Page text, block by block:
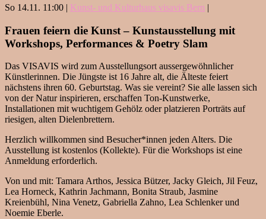
So 14.11. 11:00 | Kunst- und Kulturhaus visavis Bern |
Frauen feiern die Kunst – Kunstausstellung mit
Workshops, Performances & Poetry Slam
Das VISAVIS wird zum Ausstellungsort aussergewöhnlicher
Künstlerinnen. Die Jüngste ist 16 Jahre alt, die Älteste feiert
nächstens ihren 60. Geburtstag. Was sie vereint? Sie alle lassen sich
von der Natur inspirieren, erschaffen Ton-Kunstwerke,
Installationen mit wuchtigem Gehölz oder platzieren Porträts auf
riesigen, alten Dielenbrettern.
Herzlich willkommen sind Besucher*innen jeden Alters. Die
Ausstellung ist kostenlos (Kollekte). Für die Workshops ist eine
Anmeldung erforderlich.
Von und mit: Tamara Arthos, Jessica Bützer, Jacky Gleich, Jil Feuz,
Lea Horneck, Kathrin Jachmann, Bonita Straub, Jasmine
Kreienbühl, Nina Venetz, Gabriella Zahno, Lea Schlenker und
Noemie Eberle.